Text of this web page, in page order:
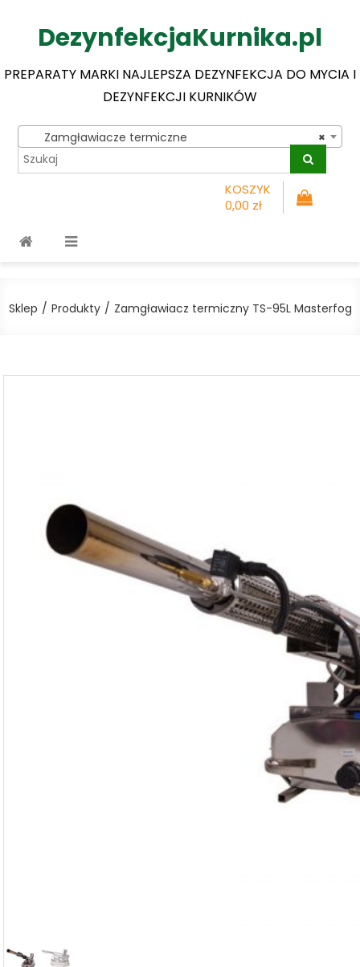
DezynfekcjaKurnika.pl
PREPARATY MARKI NAJLEPSZA DEZYNFEKCJA DO MYCIA I
DEZYNFEKCJI KURNIKÓW
×
Zamgławiacze termiczne
KOSZYK
0,00 zł
Sklep Produkty Zamgławiacz termiczny TS-95L Masterfog